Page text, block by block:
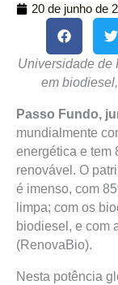
20 de junho de
Universidade de
em
Passo Fundo,
mundialmente
energética e tem
renovável. O
é imenso, com
limpa; com os
biodiesel, e com
(RenovaBio).
Nesta potência